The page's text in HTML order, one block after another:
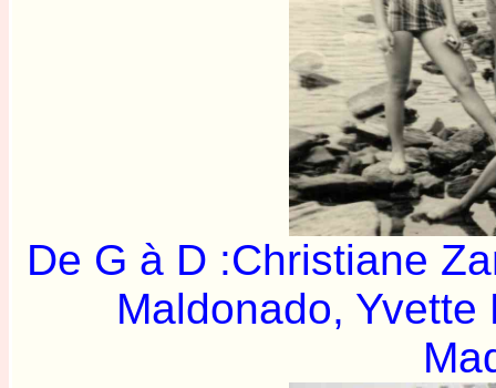
De G à D :Christiane
Maldonado,